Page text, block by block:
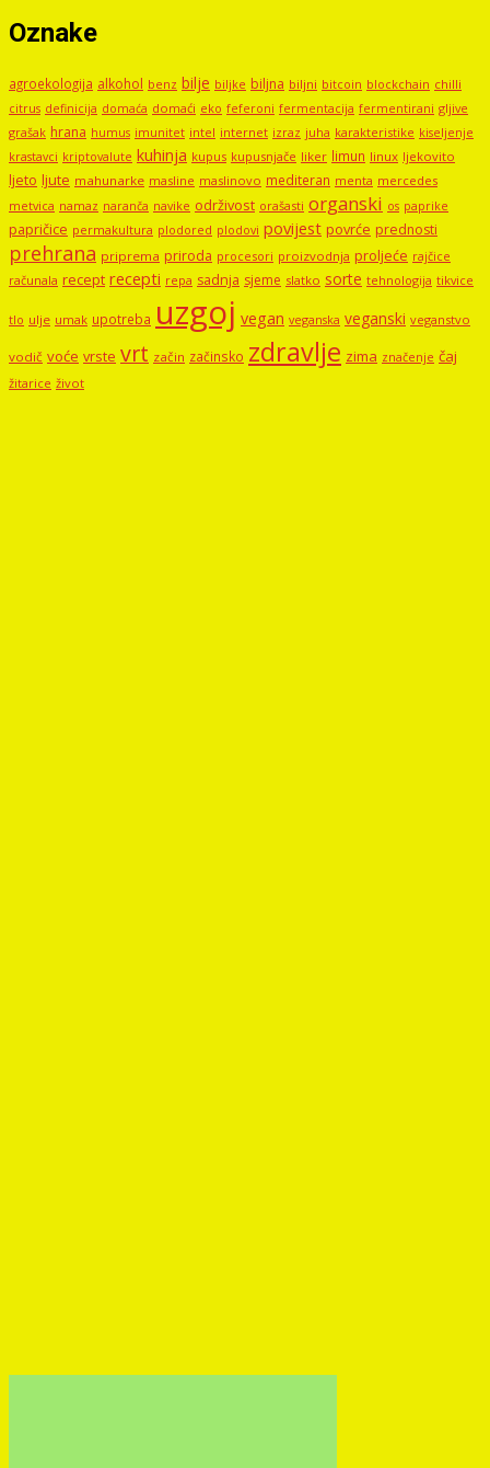
Oznake
agroekologija alkohol benz bilje biljke biljna biljni bitcoin blockchain chilli
citrus definicija domaća domaći eko feferoni fermentacija fermentirani gljive
grašak hrana humus imunitet intel internet izraz juha karakteristike kiseljenje
krastavci kriptovalute kuhinja kupus kupusnjače liker limun linux ljekovito
ljeto ljute mahunarke masline maslinovo mediteran menta mercedes
metvica namaz naranča navike održivost orašasti organski os paprike
papričice permakultura plodored plodovi povijest povrće prednosti
prehrana priprema priroda procesori proizvodnja proljeće rajčice
računala recept recepti repa sadnja sjeme slatko sorte tehnologija tikvice
tlo ulje umak upotreba uzgoj vegan veganska veganski veganstvo
vodič voće vrste vrt začin začinsko zdravlje zima značenje čaj
žitarice život